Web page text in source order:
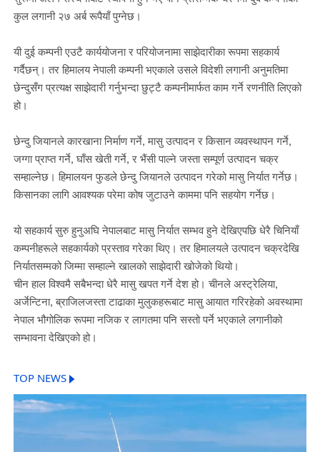
कुल लगानी २७ अर्ब रूपैयाँ पुग्नेछ।
यी दुई कम्पनी एउटै कार्ययोजना र परियोजनामा साझेदारीका रूपमा सहकार्य
गर्दैछन्। तर हिमालय नेपाली कम्पनी भएकाले उसले विदेशी लगानी अनुमतिमा
छेन्दुसँग प्रत्यक्ष साझेदारी गर्नुभन्दा छुट्टै कम्पनीमार्फत काम गर्ने रणनीति लिएको
हो।
छेन्दु जियानले कारखाना निर्माण गर्ने, मासु उत्पादन र किसान व्यवस्थापन गर्ने,
जग्गा प्राप्त गर्ने, घाँस खेती गर्ने, र भैंसी पाल्ने जस्ता सम्पूर्ण उत्पादन चक्र
सम्हाल्नेछ। हिमालयन फुडले छेन्दु जियानले उत्पादन गरेको मासु निर्यात गर्नेछ।
किसानका लागि आवश्यक परेमा कोष जुटाउने काममा पनि सहयोग गर्नेछ।
यो सहकार्य सुरु हुनुअघि नेपालबाट मासु निर्यात सम्भव हुने देखिएपछि धेरै चिनियाँ
कम्पनीहरूले सहकार्यको प्रस्ताव गरेका थिए। तर हिमालयले उत्पादन चक्रदेखि
निर्यातसम्मको जिम्मा सम्हाल्ने खालको साझेदारी खोजेको थियो।
चीन हाल विश्वमै सबैभन्दा धेरै मासु खपत गर्ने देश हो। चीनले अस्ट्रेलिया,
अर्जेन्टिना, ब्राजिलजस्ता टाढाका मुलुकहरूबाट मासु आयात गरिरहेको अवस्थामा
नेपाल भौगोलिक रूपमा नजिक र लागतमा पनि सस्तो पर्ने भएकाले लगानीको
सम्भावना देखिएको हो।
TOP NEWS